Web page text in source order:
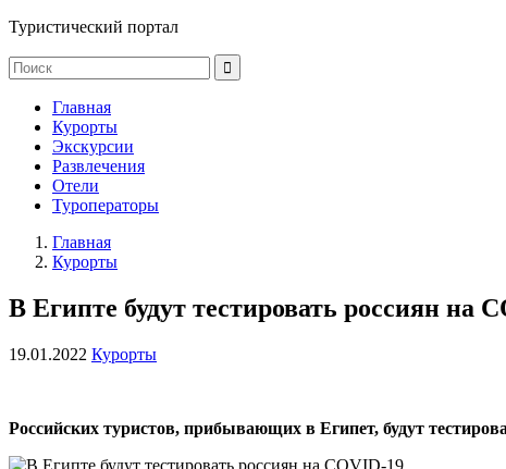
Туристический портал
Главная
Курорты
Экскурсии
Развлечения
Отели
Туроператоры
Главная
Курорты
В Египте будут тестировать россиян на
19.01.2022 Курорты
Российских туристов, прибывающих в Египет, будут